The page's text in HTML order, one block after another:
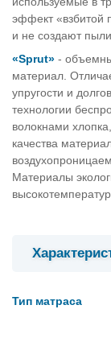
эффект «взбитой
и не создают пыли.
«Sprut» -
материал.
упругости и
технологии
волокнами
качества
Материалы
Тип матраса